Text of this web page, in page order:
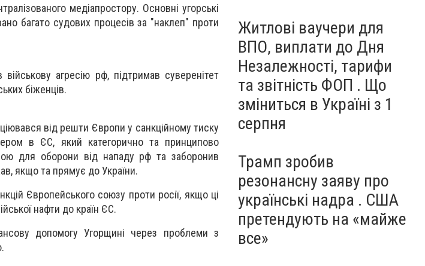
медіапростору. Основні угорські
багато судових процесів за "наклеп" проти
агресію рф, підтримав суверенітет
біженців.
від решти Європи у санкційному тиску
в ЄС, який категорично та принципово
для оборони від нападу рф та заборонив
якщо та прямує до України.
Європейського союзу проти росії, якщо ці
нафти до країн ЄС.
допомогу Угорщині через проблеми з
Житлові ваучери для
ВПО, виплати до Дня
Незалежності, тарифи
та звітність ФОП . Що
зміниться в Україні з 1
серпня
Трамп зробив
резонансну заяву про
українські надра . США
претендують на «майже
все»